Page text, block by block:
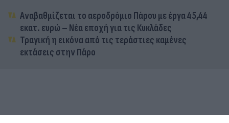
Αναβαθμίζεται το αεροδρόμιο Πάρου με έργα 45,44
εκατ. ευρώ – Νέα εποχή για τις Κυκλάδες
Τραγική η εικόνα από τις τεράστιες καμένες
εκτάσεις στην Πάρο